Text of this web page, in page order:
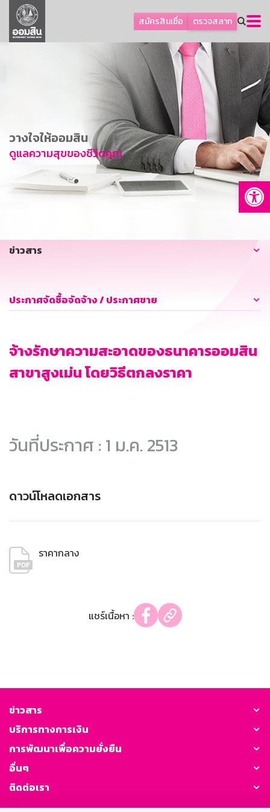
สมัครสินเชื่อ ตรวจสลาก
ลูกค้าธุรกิจ
ลูกค้าผู้ประกอบรายย่อย
การพัฒนาที่ยั่งยืน
ข่าวสาร
บริการทางการเงิน
อื่นๆ
วางใจให้ออมสิน
ดูแลความสุขของชีวิตคุณ
ข่าวสาร
ประกาศจัดซื้อจัดจ้าง / ประกาศขาย
จ้างรักษาความสะอาดของธนาคารออมสิน
สาขาสูงเม่น โดยวิธีตกลงราคา
วันที่ประกาศ : 1 ม.ค. 2513
ดาวน์โหลดเอกสาร
ราคากลาง
แชร์เนื้อหา :
ข่าวสาร
บริการทางการเงิน
การพัฒนาเพื่อความยั่งยืน
อื่นๆ
ติดต่อเรา